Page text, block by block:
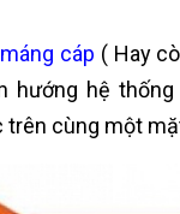
máng cáp ( Hay
hướng hệ
trên cùng một